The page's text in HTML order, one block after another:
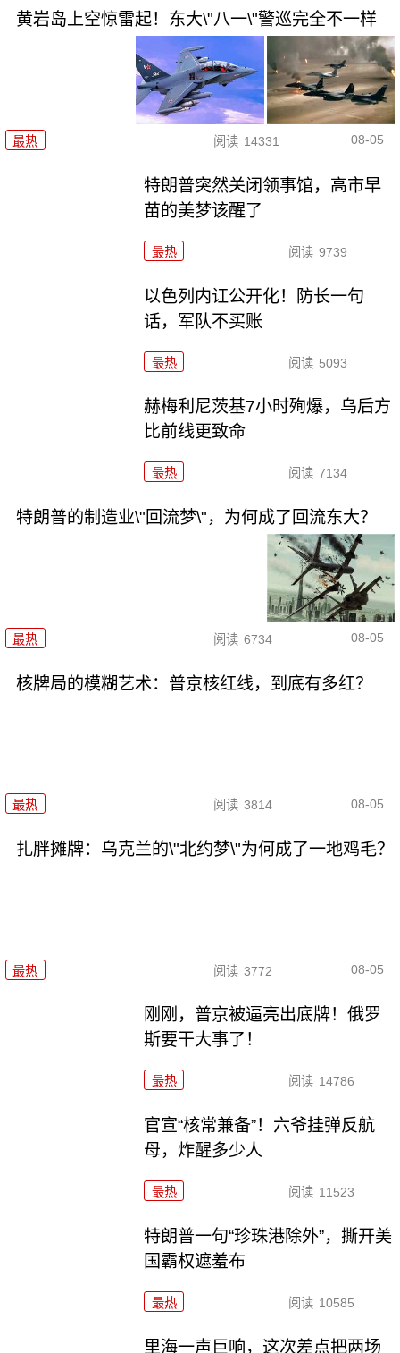
黄岩岛上空惊雷起！东大\"八一\"警巡完全不一样
最热 阅读 14331 08-05
特朗普突然关闭领事馆，高市早
苗的美梦该醒了
最热 阅读 9739
以色列内讧公开化！防长一句
话，军队不买账
最热 阅读 5093
赫梅利尼茨基7小时殉爆，乌后方
比前线更致命
最热 阅读 7134
特朗普的制造业\"回流梦\"，为何成了回流东大？
最热 阅读 6734 08-05
核牌局的模糊艺术：普京核红线，到底有多红？
最热 阅读 3814 08-05
扎胖摊牌：乌克兰的\"北约梦\"为何成了一地鸡毛？
最热 阅读 3772 08-05
刚刚，普京被逼亮出底牌！俄罗
斯要干大事了！
最热 阅读 14786
官宣“核常兼备”！六爷挂弹反航
母，炸醒多少人
最热 阅读 11523
特朗普一句“珍珠港除外”，撕开美
国霸权遮羞布
最热 阅读 10585
里海一声巨响，这次差点把两场